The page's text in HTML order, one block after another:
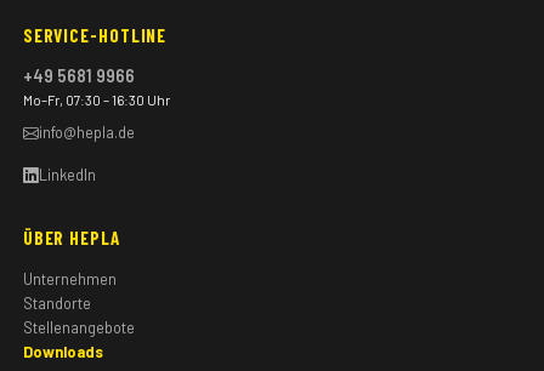
SERVICE-HOTLINE
+49 5681 9966
Mo–Fr, 07:30 – 16:30 Uhr
info@hepla.de
LinkedIn
ÜBER HEPLA
Unternehmen
Standorte
Stellenangebote
Downloads